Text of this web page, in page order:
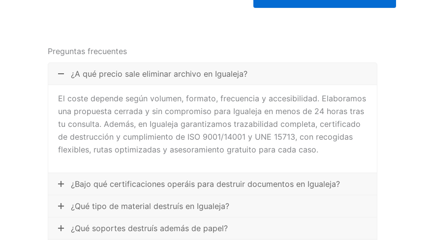
Preguntas frecuentes
¿A qué precio sale eliminar archivo en Igualeja?
El coste depende según volumen, formato, frecuencia y accesibilidad. Elaboramos
una propuesta cerrada y sin compromiso para Igualeja en menos de 24 horas tras
tu consulta. Además, en Igualeja garantizamos trazabilidad completa, certificado
de destrucción y cumplimiento de ISO 9001/14001 y UNE 15713, con recogidas
flexibles, rutas optimizadas y asesoramiento gratuito para cada caso.
¿Bajo qué certificaciones operáis para destruir documentos en Igualeja?
¿Qué tipo de material destruís en Igualeja?
¿Qué soportes destruís además de papel?